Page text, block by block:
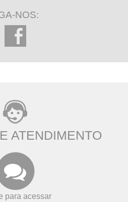
NOS:
ATENDIMENTO
para acessar